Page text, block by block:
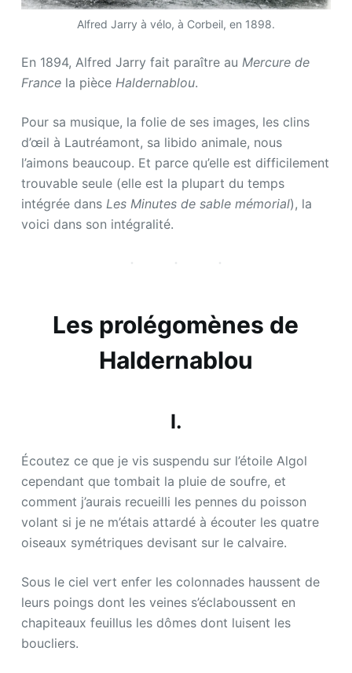
Alfred Jarry à vélo, à Corbeil, en 1898.
En 1894, Alfred Jarry fait paraître au Mercure de
Francela pièce Haldernablou.
Pour sa musique, la folie de ses images, les clins
d’œil à Lautréamont, sa libido animale, nous
l’aimons beaucoup. Et parce qu’elle est difficilement
trouvable seule (elle est la plupart du temps
intégrée dans Les Minutes de sable mémorial), la
voici dans son intégralité.
Les prolégomènes de
Haldernablou
I.
Écoutez ce que je vis suspendu sur l’étoile Algol
cependant que tombait la pluie de soufre, et
comment j’aurais recueilli les pennes du poisson
volant si je ne m’étais attardé à écouter les quatre
oiseaux symétriques devisant sur le calvaire.
Sous le ciel vert enfer les colonnades haussent de
leurs poings dont les veines s’éclaboussent en
chapiteaux feuillus les dômes dont luisent les
boucliers.